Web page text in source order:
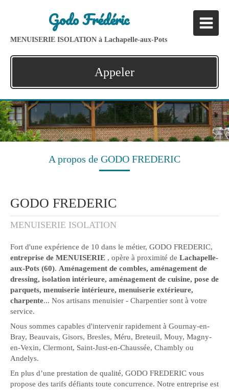
Godo Frédéric
MENUISERIE ISOLATION à Lachapelle-aux-Pots
Appeler
A propos de GODO FREDERIC
GODO FREDERIC
MENUISERIE ISOLATION
Fort d'une expérience de 10 dans le métier, GODO FREDERIC,
entreprise de MENUISERIE , opère à proximité de Lachapelle-
aux-Pots (60). Aménagement de combles, aménagement de
dressing, isolation intérieure, aménagement de cuisine, pose de
parquets, menuiserie intérieure, menuiserie extérieure,
charpente... Nos artisans menuisier - Charpentier sont à votre
service.
Nous sommes capables d'intervenir rapidement à Gournay-en-
Bray, Beauvais, Gisors, Bresles, Méru, Breteuil, Mouy, Magny-
en-Vexin, Clermont, Saint-Just-en-Chaussée, Chambly ou
Andelys.
En plus d’une prestation de qualité, GODO FREDERIC vous
propose des tarifs défiants toute concurrence. Notre entreprise est